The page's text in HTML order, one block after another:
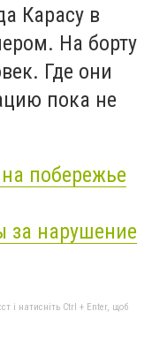
Карасу в
На борту
Где они
пока не
побережье
за нарушение
і натисніть Ctrl + Enter, щоб